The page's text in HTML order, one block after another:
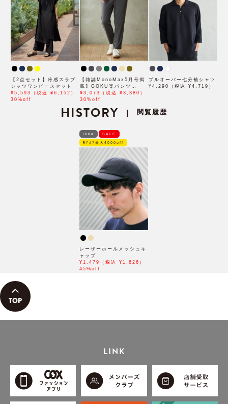
【2点セット】冷感スラブ
シャツワンピースセット
¥5,593（税込 ¥6,152）
30%off
【雑誌MonoMax5月号掲
載】GOKU楽パンツ
EASY STRETCH 冷感ア
ンクル【接触冷感】「小泉
¥3,073（税込 ¥3,380）
30%off
プルオーバー七分袖シャツ
¥4,290（税込 ¥4,719）
HISTORY | 閲覧履歴
ikka SALE
ﾓｱｵﾌ最大4000off
レーザーホールメッシュキ
ャップ
¥1,479（税込 ¥1,626）
45%off
LINK